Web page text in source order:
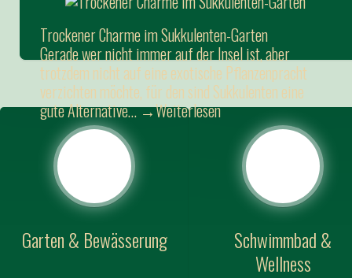
Trockener Charme im Sukkulenten-Garten
Gerade wer nicht immer auf der Insel ist, aber
trotzdem nicht auf eine exotische Pflanzenpracht
verzichten möchte, für den sind Sukkulenten eine
gute Alternative…→Weiterlesen
Garten & Bewässerung
Schwimmbad &
Wellness